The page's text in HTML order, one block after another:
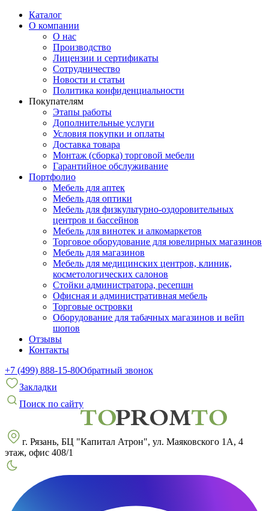
Каталог
О компании
О нас
Производство
Лицензии и сертификаты
Сотрудничество
Новости и статьи
Политика конфиденциальности
Покупателям
Этапы работы
Дополнительные услуги
Условия покупки и оплаты
Доставка товара
Монтаж (сборка) торговой мебели
Гарантийное обслуживание
Портфолио
Мебель для аптек
Мебель для оптики
Мебель для физкультурно-оздоровительных
центров и бассейнов
Мебель для винотек и алкомаркетов
Торговое оборудование для ювелирных магазинов
Мебель для магазинов
Мебель для медицинских центров, клиник,
косметологических салонов
Стойки администратора, ресепшн
Офисная и административная мебель
Торговые островки
Оборудование для табачных магазинов и вейп
шопов
Отзывы
Контакты
+7 (499) 888-15-80Обратный звонок
Закладки
Поиск по сайту
г. Рязань, БЦ "Капитал Атрон", ул. Маяковского 1А, 4
этаж, офис 408/1